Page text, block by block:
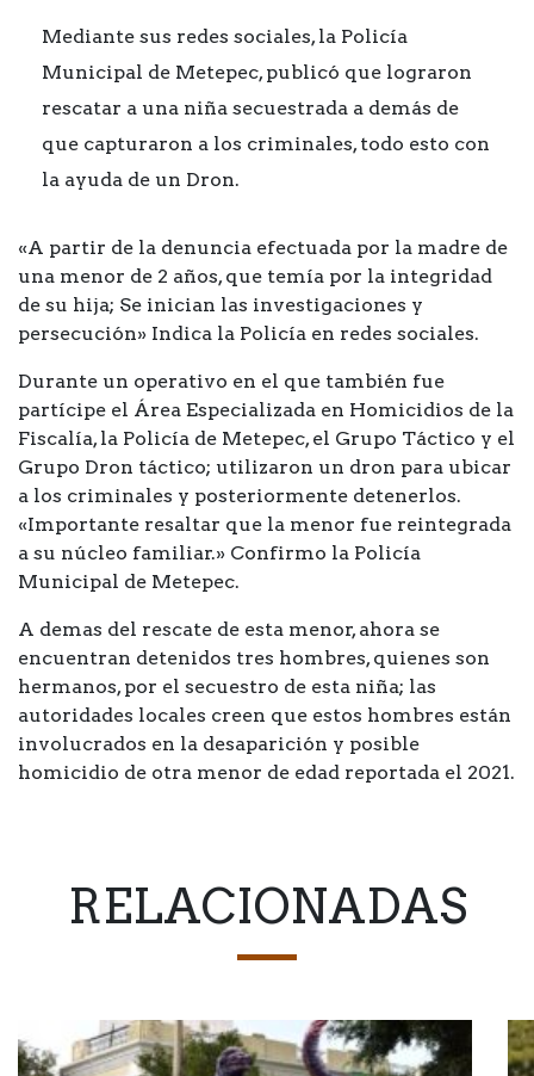
Mediante sus redes sociales, la Policía
Municipal de Metepec, publicó que lograron
rescatar a una niña secuestrada a demás de
que capturaron a los criminales, todo esto con
la ayuda de un Dron.
«A partir de la denuncia efectuada por la madre de
una menor de 2 años, que temía por la integridad
de su hija; Se inician las investigaciones y
persecución» Indica la Policía en redes sociales.
Durante un operativo en el que también fue
partícipe el Área Especializada en Homicidios de la
Fiscalía, la Policía de Metepec, el Grupo Táctico y el
Grupo Dron táctico; utilizaron un dron para ubicar
a los criminales y posteriormente detenerlos.
«Importante resaltar que la menor fue reintegrada
a su núcleo familiar.» Confirmo la Policía
Municipal de Metepec.
A demas del rescate de esta menor, ahora se
encuentran detenidos tres hombres, quienes son
hermanos, por el secuestro de esta niña; las
autoridades locales creen que estos hombres están
involucrados en la desaparición y posible
homicidio de otra menor de edad reportada el 2021.
RELACIONADAS